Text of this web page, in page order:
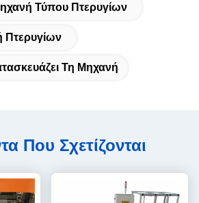
Τύπου Πτερυγίων
Πτερυγίων
Τη Μηχανή
Που Σχετίζονται